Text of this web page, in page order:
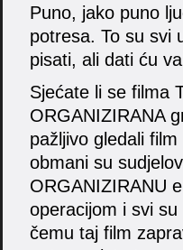
Puno, jako puno
potresa. To su svi
pisati, ali dati ću
Sjećate li se filma
ORGANIZIRANA
pažljivo gledali
obmani su
ORGANIZIRANU
operacijom i svi
čemu taj film